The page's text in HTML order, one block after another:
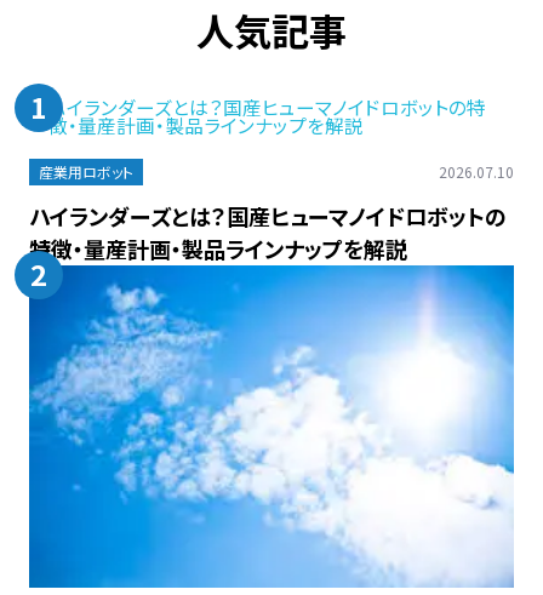
人気記事
1
産業用ロボット 2026.07.10
ハイランダーズとは？国産ヒューマノイドロボットの
特徴・量産計画・製品ラインナップを解説
2